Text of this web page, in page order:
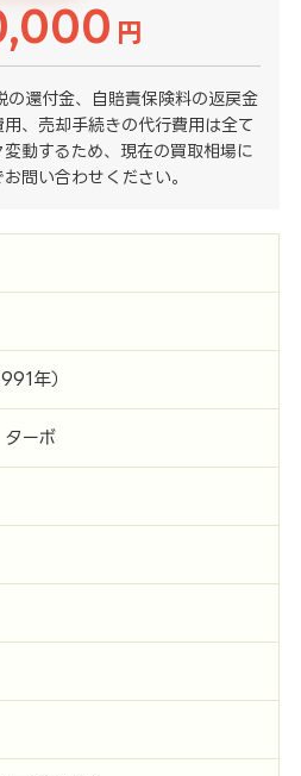
円
の還付金、自賠責保険料の返戻金
、売却手続きの代行費用は全て
動するため、現在の買取相場に
問い合わせください。
年）
ーボ